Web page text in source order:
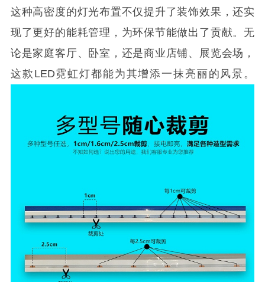
这种高密度的灯光布置不仅提升了装饰效果，还实
现了更好的能耗管理，为环保节能做出了贡献。无
论是家庭客厅、卧室，还是商业店铺、展览会场，
这款LED霓虹灯都能为其增添一抹亮丽的风景。